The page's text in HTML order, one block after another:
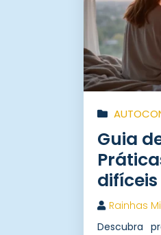
Guia
difíceis
Rainhas
Descubra